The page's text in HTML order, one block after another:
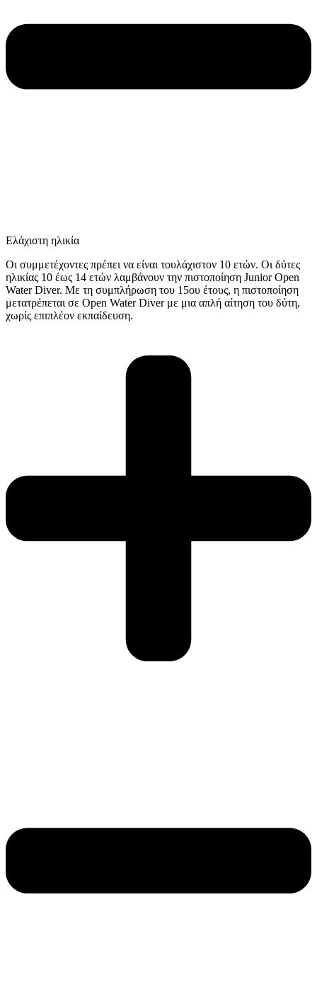
Ελάχιστη ηλικία
Οι συμμετέχοντες πρέπει να είναι τουλάχιστον 10 ετών. Οι δύτες
ηλικίας 10 έως 14 ετών λαμβάνουν την πιστοποίηση Junior Open
Water Diver. Με τη συμπλήρωση του 15ου έτους, η πιστοποίηση
μετατρέπεται σε Open Water Diver με μια απλή αίτηση του δύτη,
χωρίς επιπλέον εκπαίδευση.